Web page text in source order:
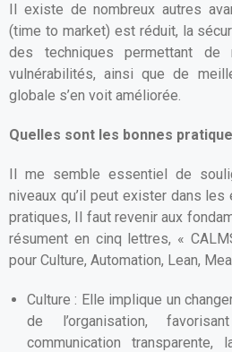
Il existe de nombreux autres
(time to market) est réduit, la
des techniques permettant de
vulnérabilités, ainsi que de
globale s’en voit améliorée.
Quelles sont les bonnes
Il me semble essentiel de
niveaux qu’il peut exister dans
pratiques, Il faut revenir aux
résument en cinq lettres, «
pour Culture, Automation, Lean,
Culture : Elle implique un
de l’organisation,
communication